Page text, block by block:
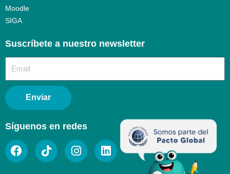
Moodle
SIGA
Suscríbete a nuestro newsletter​
Enviar
Síguenos en redes